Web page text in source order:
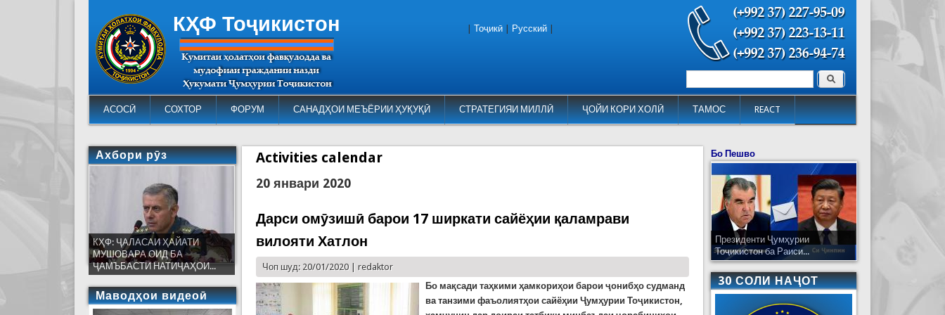
КҲФ Тоҷикистон
АСОСӢ СОХТОР ФОРУМ САНАДҲОИ МЕЪЁРИИ ҲУҚУҚӢ СТРАТЕГИЯИ МИЛЛӢ ҶОЙИ КОРИ ХОЛӢ ТАМОС REACT
Форма поиска Поиск
Тоҷикӣ Русский
Activities calendar
20 январи 2020
Дарси омӯзишӣ барои 17 ширкати сайёҳии қаламрави
вилояти Хатлон
Чоп шуд: 20/01/2020 |redaktor
Бо мақсади таҳкими ҳамкориҳои барои ҷонибҳо судманд
ва танзими фаъолиятҳои сайёҳии Ҷумҳурии Тоҷикистон,
Ахбори рӯз
КҲФ: ҶАЛАСАИ ҲАЙАТИ
МУШОВАРА ОИД БА
ҶАМЪБАСТИ НАТИҶАҲОИ...
Маводҳои видеоӣ
Бо Пешво
Президенти Ҷумҳурии
Тоҷикистон ба Раиси...
30 СОЛИ НАҶОТ